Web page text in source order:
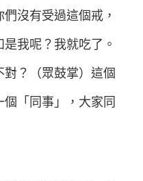
沒有受過這個戒，
我呢？我就吃了。
對？（眾鼓掌）這個
個「同事」，大家同